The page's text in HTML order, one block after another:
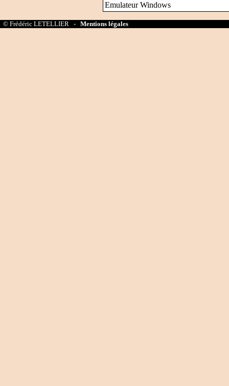
Emulateur Windows
© Frédéric LETELLIER - Mentions légales